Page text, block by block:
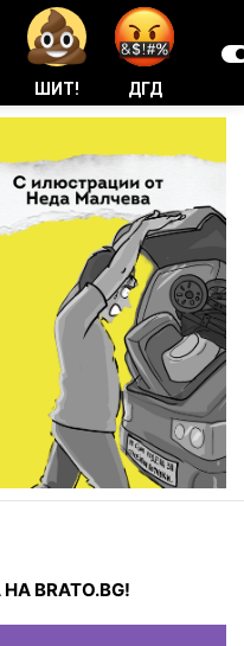
ШИТ! ДГД
BRATO.BG!